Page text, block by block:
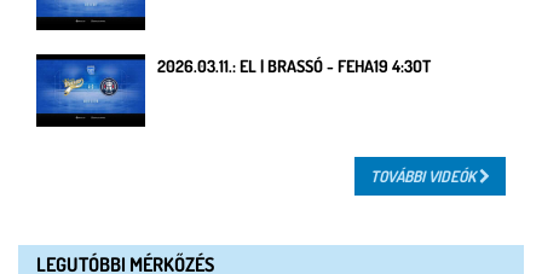
2026.03.11.: EL | BRASSÓ - FEHA19 4:3OT
TOVÁBBI VIDEÓK
LEGUTÓBBI MÉRKŐZÉS